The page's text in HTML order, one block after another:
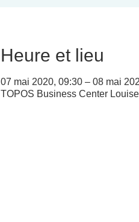
Heure et lieu
07 mai 2020, 09:30 – 08 mai
TOPOS Business Center